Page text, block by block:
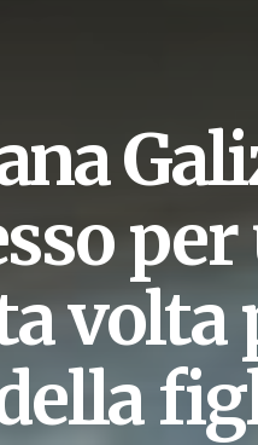
per
volta